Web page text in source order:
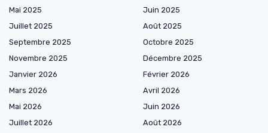
Mai 2025
Juin 2025
Juillet 2025
Août 2025
Septembre 2025
Octobre 2025
Novembre 2025
Décembre 2025
Janvier 2026
Février 2026
Mars 2026
Avril 2026
Mai 2026
Juin 2026
Juillet 2026
Août 2026